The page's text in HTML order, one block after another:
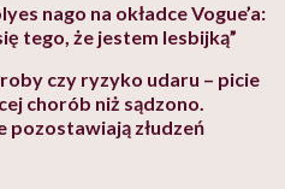
nago na okładce Vogue’a:
tego, że jestem lesbijką”
czy ryzyko udaru – picie
chorób niż sądzono.
pozostawiają złudzeń